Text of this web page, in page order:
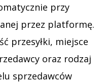
przy
przez platformę.
przesyłki, miejsce
oraz rodzaj
sprzedawców